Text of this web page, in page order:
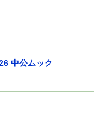
中公ムック